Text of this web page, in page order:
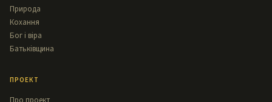
Природа
Кохання
Бог і віра
Батьківщина
ПРОЕКТ